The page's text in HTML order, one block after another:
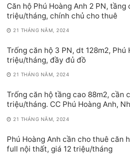
Căn hộ Phú Hoàng Anh 2 PN, tầng
triệu/tháng, chính chủ cho thuê
21 THÁNG NĂM, 2024
Trống căn hộ 3 PN, dt 128m2, Phú
triệu/tháng, đầy đủ đồ
21 THÁNG NĂM, 2024
Trống căn hộ tầng cao 88m2, cần
triệu/tháng. CC Phú Hoàng Anh,
21 THÁNG NĂM, 2024
Phú Hoàng Anh cần cho thuê căn
full nội thất, giá 12 triệu/tháng